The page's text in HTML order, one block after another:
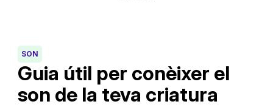
Guia útil per conèixer el
son de la teva criatura
SON